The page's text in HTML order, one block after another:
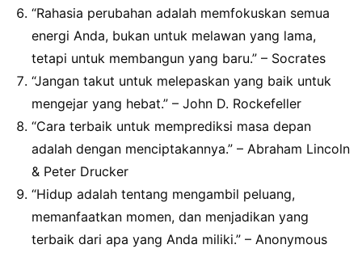
“Rahasia perubahan adalah memfokuskan semua
energi Anda, bukan untuk melawan yang lama,
tetapi untuk membangun yang baru.” – Socrates
“Jangan takut untuk melepaskan yang baik untuk
mengejar yang hebat.” – John D. Rockefeller
“Cara terbaik untuk memprediksi masa depan
adalah dengan menciptakannya.” – Abraham Lincoln
& Peter Drucker
“Hidup adalah tentang mengambil peluang,
memanfaatkan momen, dan menjadikan yang
terbaik dari apa yang Anda miliki.” – Anonymous